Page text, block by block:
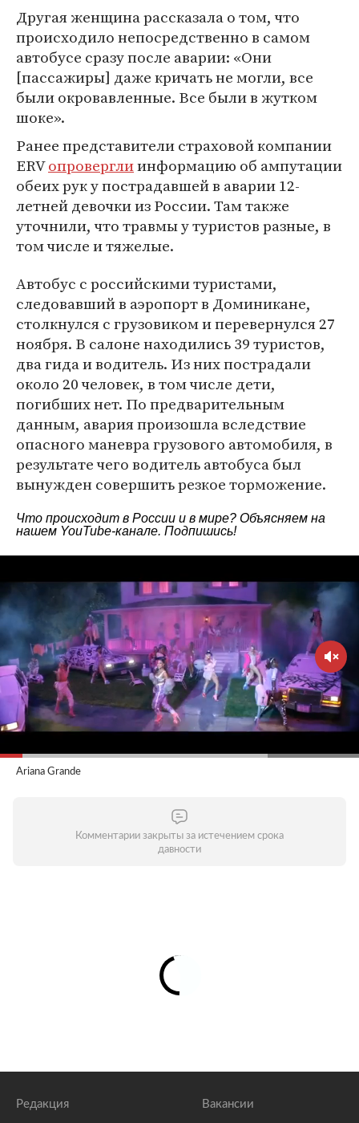
Другая женщина рассказала о том, что
происходило непосредственно в самом
автобусе сразу после аварии: «Они
[пассажиры] даже кричать не могли, все
были окровавленные. Все были в жутком
шоке».
Ранее представители страховой компании
ERVопроверглиинформацию об ампутации
обеих рук у пострадавшей в аварии 12-
летней девочки из России. Там также
уточнили, что травмы у туристов разные, в
том числе и тяжелые.
Автобус с российскими туристами,
следовавший в аэропорт в Доминикане,
столкнулся с грузовиком и перевернулся 27
ноября. В салоне находились 39 туристов,
два гида и водитель. Из них пострадали
около 20 человек, в том числе дети,
погибших нет. По предварительным
данным, авария произошла вследствие
опасного маневра грузового автомобиля, в
результате чего водитель автобуса был
вынужден совершить резкое торможение.
Что происходит в России и в мире? Объясняем на
нашем YouTube-канале. Подпишись!
Ariana Grande
Комментарии закрыты за истечением срока
давности
Редакция Вакансии